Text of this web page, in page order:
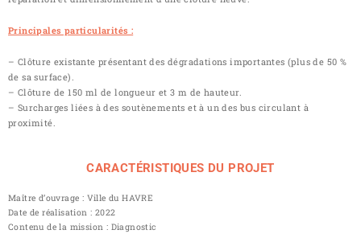
Principales particularités :
– Clôture existante présentant des dégradations importantes (plus de 50 %
de sa surface).
– Clôture de 150 ml de longueur et 3 m de hauteur.
– Surcharges liées à des soutènements et à un des bus circulant à
proximité.
CARACTÉRISTIQUES DU PROJET
Maître d’ouvrage : Ville du HAVRE
Date de réalisation : 2022
Contenu de la mission : Diagnostic